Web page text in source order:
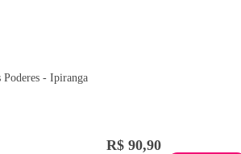
Poderes - Ipiranga
R$ 90,90